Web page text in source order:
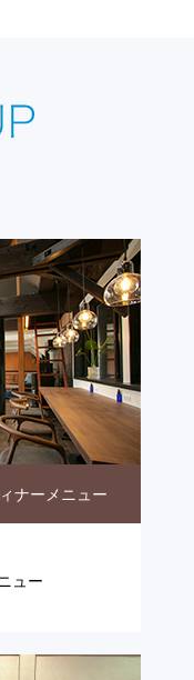
ナーメニュー
ュー